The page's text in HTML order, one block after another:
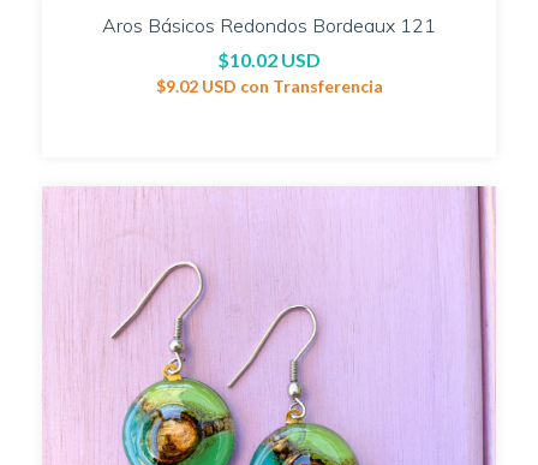
Aros Básicos Redondos Bordeaux 121
$10.02 USD
$9.02 USD con Transferencia